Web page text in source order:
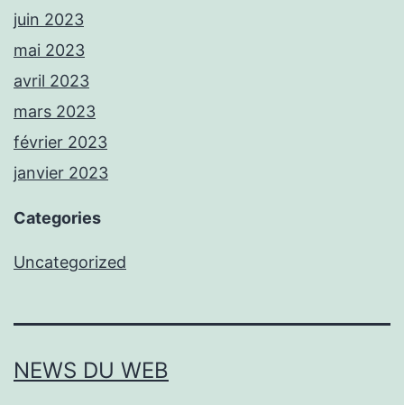
juin 2023
mai 2023
avril 2023
mars 2023
février 2023
janvier 2023
Categories
Uncategorized
NEWS DU WEB